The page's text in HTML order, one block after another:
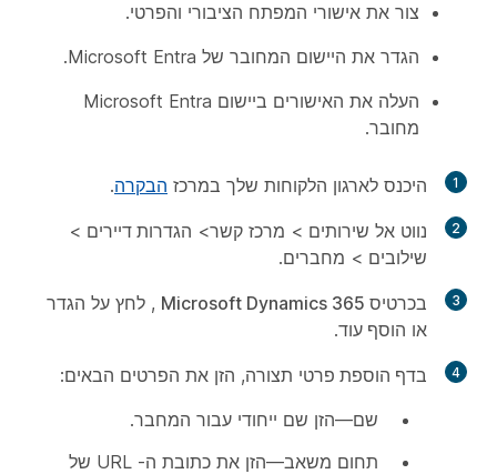
צור את אישורי המפתח הציבורי והפרטי.
הגדר את היישום המחובר של Microsoft Entra.
העלה את האישורים ביישום Microsoft Entra
מחובר.
1 היכנס לארגון הלקוחות שלך במרכז הבקרה.
2 נווט אל שירותים > מרכז קשר> הגדרות דיירים >
שילובים > מחברים.
3 בכרטיס Microsoft Dynamics 365 , לחץ על הגדר
או הוסף עוד.
4 בדף הוספת פרטי תצורה, הזן את הפרטים הבאים:
שם—הזן שם ייחודי עבור המחבר.
תחום
משאב—הזן את כתובת ה- URL של